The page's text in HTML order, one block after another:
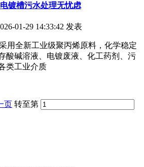
镀槽污水处理无忧虑
01-29 14:33:42 发表
用全新工业级聚丙烯原料，化学稳定
酸碱溶液、电镀废液、化工药剂、污
类工业介质
页 转至第